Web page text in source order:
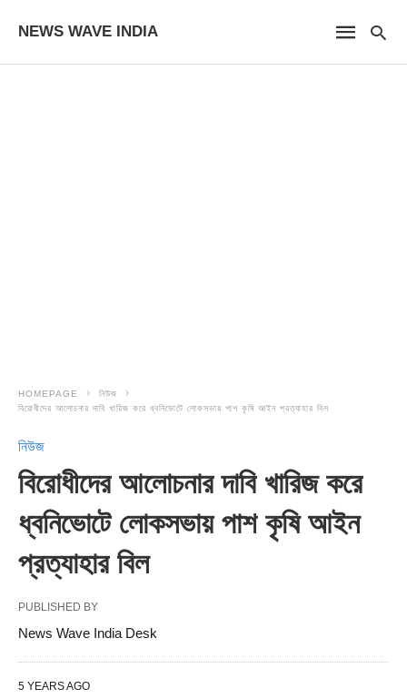
NEWS WAVE INDIA
HOMEPAGE
নিউজ
বিরোধীদের আলোচনার দাবি খারিজ করে ধ্বনিভোটে লোকসভায় পাশ কৃষি আইন প্রত্যাহার বিল
নিউজ
বিরোধীদের আলোচনার দাবি খারিজ করে
ধ্বনিভোটে লোকসভায় পাশ কৃষি আইন
প্রত্যাহার বিল
PUBLISHED BY
News Wave India Desk
5 YEARS AGO